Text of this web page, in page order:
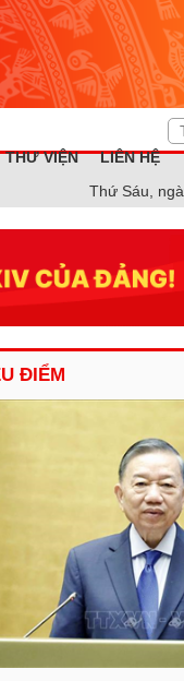
THƯ VIỆN
LIÊN HỆ
Thứ Sáu,
ĐIỂM